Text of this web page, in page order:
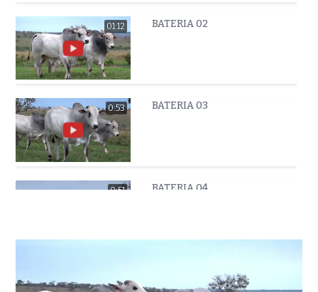
01:12 BATERIA 02
0:53 BATERIA 03
0:51 BATERIA 04